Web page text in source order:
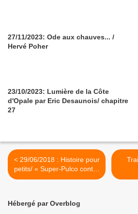
27/11/2023: Ode aux chauves... /
Hervé Poher
23/10/2023: Lumière de la Côte
d'Opale par Eric Desaunois/ chapitre
27
< 29/06/2018 : Histoire pour
petits/ « Super-Pulco contre
l’abominable MD » (pour
Hébergé par Overblog